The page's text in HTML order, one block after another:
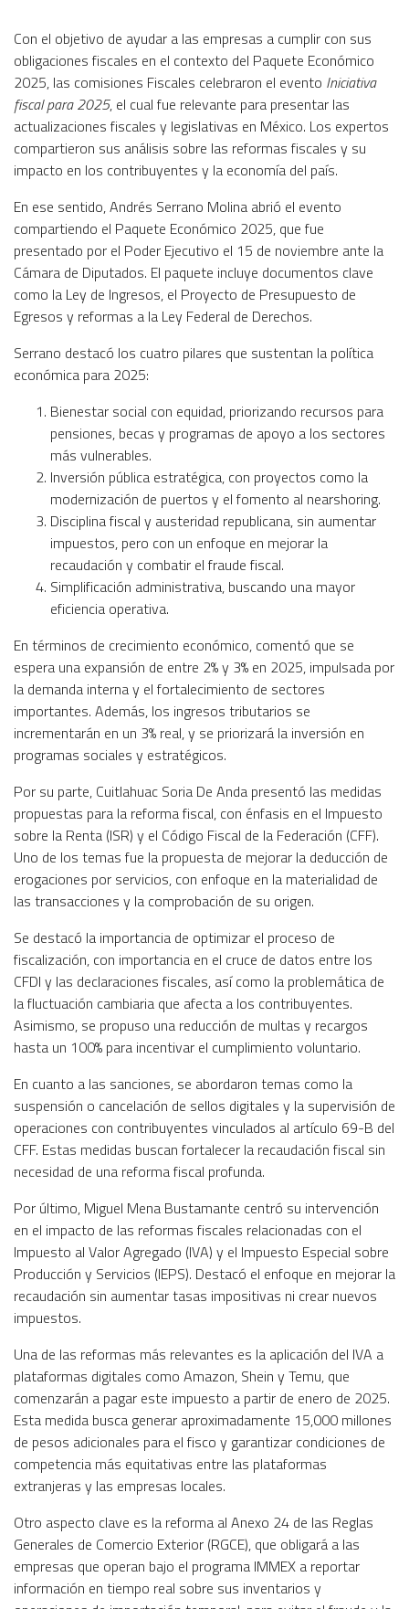
Con el objetivo de ayudar a las empresas a cumplir con sus
obligaciones fiscales en el contexto del Paquete Económico
2025, las comisiones Fiscales celebraron el evento Iniciativa
fiscal para 2025, el cual fue relevante para presentar las
actualizaciones fiscales y legislativas en México. Los expertos
compartieron sus análisis sobre las reformas fiscales y su
impacto en los contribuyentes y la economía del país.
En ese sentido, Andrés Serrano Molina abrió el evento
compartiendo el Paquete Económico 2025, que fue
presentado por el Poder Ejecutivo el 15 de noviembre ante la
Cámara de Diputados. El paquete incluye documentos clave
como la Ley de Ingresos, el Proyecto de Presupuesto de
Egresos y reformas a la Ley Federal de Derechos.
Serrano destacó los cuatro pilares que sustentan la política
económica para 2025:
Bienestar social con equidad, priorizando recursos para
pensiones, becas y programas de apoyo a los sectores
más vulnerables.
Inversión pública estratégica, con proyectos como la
modernización de puertos y el fomento al nearshoring.
Disciplina fiscal y austeridad republicana, sin aumentar
impuestos, pero con un enfoque en mejorar la
recaudación y combatir el fraude fiscal.
Simplificación administrativa, buscando una mayor
eficiencia operativa.
En términos de crecimiento económico, comentó que se
espera una expansión de entre 2% y 3% en 2025, impulsada por
la demanda interna y el fortalecimiento de sectores
importantes. Además, los ingresos tributarios se
incrementarán en un 3% real, y se priorizará la inversión en
programas sociales y estratégicos.
Por su parte, Cuitlahuac Soria De Anda presentó las medidas
propuestas para la reforma fiscal, con énfasis en el Impuesto
sobre la Renta (ISR) y el Código Fiscal de la Federación (CFF).
Uno de los temas fue la propuesta de mejorar la deducción de
erogaciones por servicios, con enfoque en la materialidad de
las transacciones y la comprobación de su origen.
Se destacó la importancia de optimizar el proceso de
fiscalización, con importancia en el cruce de datos entre los
CFDI y las declaraciones fiscales, así como la problemática de
la fluctuación cambiaria que afecta a los contribuyentes.
Asimismo, se propuso una reducción de multas y recargos
hasta un 100% para incentivar el cumplimiento voluntario.
En cuanto a las sanciones, se abordaron temas como la
suspensión o cancelación de sellos digitales y la supervisión de
operaciones con contribuyentes vinculados al artículo 69-B del
CFF. Estas medidas buscan fortalecer la recaudación fiscal sin
necesidad de una reforma fiscal profunda.
Por último, Miguel Mena Bustamante centró su intervención
en el impacto de las reformas fiscales relacionadas con el
Impuesto al Valor Agregado (IVA) y el Impuesto Especial sobre
Producción y Servicios (IEPS). Destacó el enfoque en mejorar la
recaudación sin aumentar tasas impositivas ni crear nuevos
impuestos.
Una de las reformas más relevantes es la aplicación del IVA a
plataformas digitales como Amazon, Shein y Temu, que
comenzarán a pagar este impuesto a partir de enero de 2025.
Esta medida busca generar aproximadamente 15,000 millones
de pesos adicionales para el fisco y garantizar condiciones de
competencia más equitativas entre las plataformas
extranjeras y las empresas locales.
Otro aspecto clave es la reforma al Anexo 24 de las Reglas
Generales de Comercio Exterior (RGCE), que obligará a las
empresas que operan bajo el programa IMMEX a reportar
información en tiempo real sobre sus inventarios y